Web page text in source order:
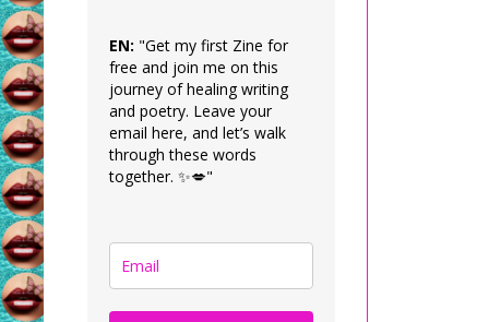
EN: "Get my first Zine for
free and join me on this
journey of healing writing
and poetry. Leave your
email here, and let’s walk
through these words
together. ✨💋"